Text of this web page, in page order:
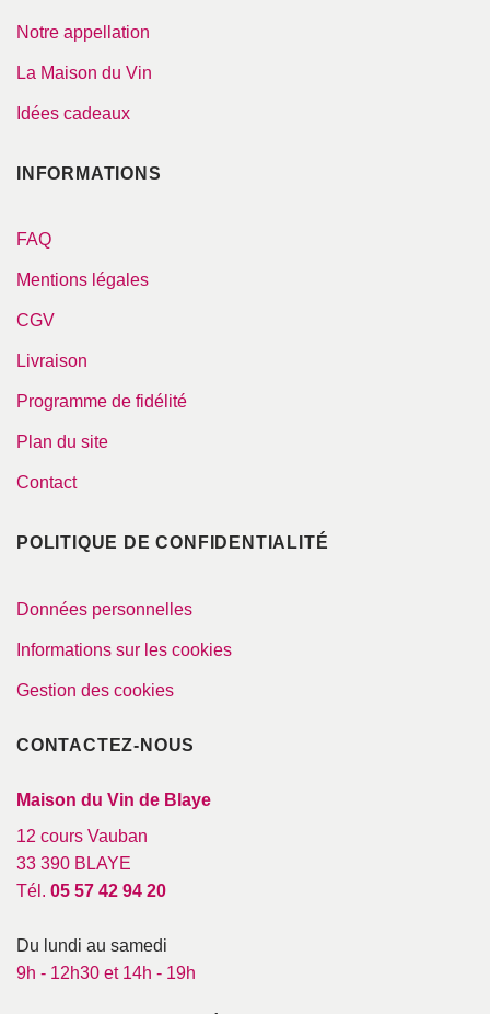
Notre appellation
La Maison du Vin
Idées cadeaux
INFORMATIONS
FAQ
Mentions légales
CGV
Livraison
Programme de fidélité
Plan du site
Contact
POLITIQUE DE CONFIDENTIALITÉ
Données personnelles
Informations sur les cookies
Gestion des cookies
CONTACTEZ-NOUS
Maison du Vin de Blaye
12 cours Vauban
33 390 BLAYE
Tél. 05 57 42 94 20
Du lundi au samedi
9h - 12h30 et 14h - 19h